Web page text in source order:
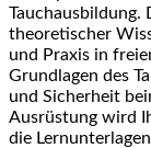
Tauchausbildung.
theoretischer
und Praxis in
Grundlagen des
und Sicherheit
Ausrüstung wird
die